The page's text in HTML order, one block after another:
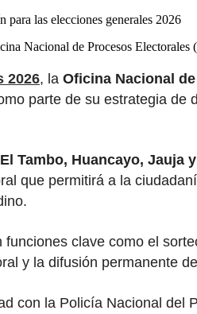
Nacional de Procesos
2026, la Oficina Nacional
parte de su estrategia de
Tambo, Huancayo, Jauja
que permitirá a la
clave como el
y la difusión permanente
con la Policía Nacional